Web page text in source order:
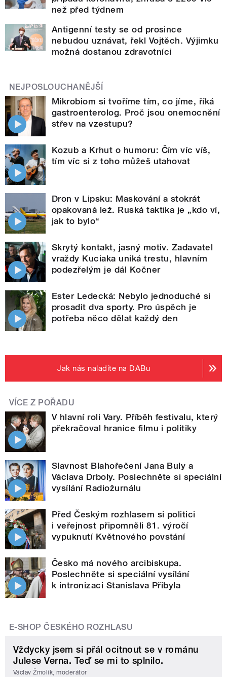
než před týdnem
Antigenní testy se od prosince
nebudou uznávat, řekl Vojtěch. Výjimku
možná dostanou zdravotníci
NEJPOSLOUCHANĚJŠÍ
Mikrobiom si tvoříme tím, co jíme, říká
gastroenterolog. Proč jsou onemocnění
střev na vzestupu?
Kozub a Krhut o humoru: Čím víc víš,
tím víc si z toho můžeš utahovat
Dron v Lipsku: Maskování a stokrát
opakovaná lež. Ruská taktika je „kdo ví,
jak to bylo“
Skrytý kontakt, jasný motiv. Zadavatel
vraždy Kuciaka uniká trestu, hlavním
podezřelým je dál Kočner
Ester Ledecká: Nebylo jednoduché si
prosadit dva sporty. Pro úspěch je
potřeba něco dělat každý den
Jak nás naladíte na DABu
VÍCE Z POŘADU
V hlavní roli Vary. Příběh festivalu, který
překračoval hranice filmu i politiky
Slavnost Blahořečení Jana Buly a
Václava Drboly. Poslechněte si speciální
vysílání Radiožurnálu
Před Českým rozhlasem si politici
i veřejnost připomněli 81. výročí
vypuknutí Květnového povstání
Česko má nového arcibiskupa.
Poslechněte si speciální vysílání
k intronizaci Stanislava Přibyla
E-SHOP ČESKÉHO ROZHLASU
Vždycky jsem si přál ocitnout se v románu
Julese Verna. Teď se mi to splnilo.
Václav Žmolík, moderátor